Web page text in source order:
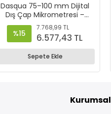
Dasqua 75–100 mm Dijital
Dış Çap Mikrometresi –
4210-2120
%15
7.768,99 TL
6.577,43 TL
Sepete Ekle
Kurumsal